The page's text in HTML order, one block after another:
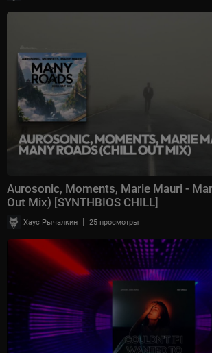
Aurosonic, Moments, Marie Mauri -
Out Mix) [SYNTHBIOS CHILL]
Хаус Рычалкин | 25 просмотры